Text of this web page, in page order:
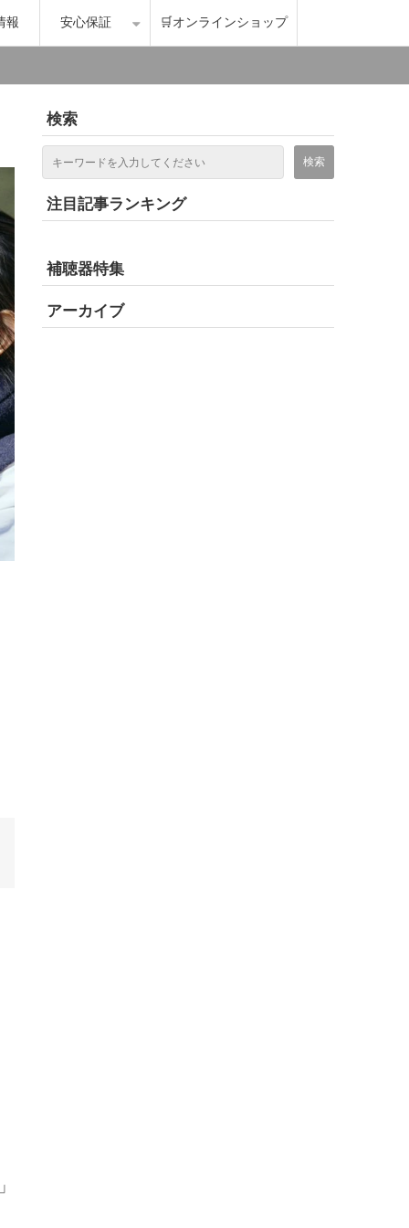
報 安心保証 🛒オンラインショップ
検索
注目記事ランキング
補聴器特集
アーカイブ